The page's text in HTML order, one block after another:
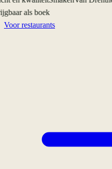
als boek
Voor restaurants